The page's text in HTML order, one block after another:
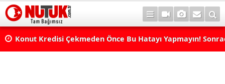
Konut Kredisi Çekmeden Önce Bu Hatayı Yapmayın!